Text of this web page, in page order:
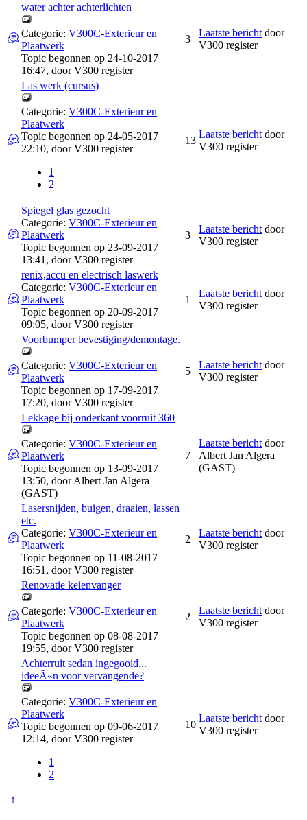
water achter achterlichten
Categorie: V300C-Exterieur en
Plaatwerk
Topic begonnen op 24-10-2017
16:47, doorV300 register
3
Laatste bericht door
V300 register
Las werk (cursus)
Categorie: V300C-Exterieur en
Plaatwerk
Topic begonnen op 24-05-2017
22:10, doorV300 register
1
2
13
Laatste bericht door
V300 register
Spiegel glas gezocht
Categorie: V300C-Exterieur en
Plaatwerk
Topic begonnen op 23-09-2017
13:41, doorV300 register
3
Laatste bericht door
V300 register
renix,accu en electrisch laswerk
Categorie: V300C-Exterieur en
Plaatwerk
Topic begonnen op 20-09-2017
09:05, doorV300 register
1
Laatste bericht door
V300 register
Voorbumper bevestiging/demontage.
Categorie: V300C-Exterieur en
Plaatwerk
Topic begonnen op 17-09-2017
17:20, doorV300 register
5
Laatste bericht door
V300 register
Lekkage bij onderkant voorruit 360
Categorie: V300C-Exterieur en
Plaatwerk
Topic begonnen op 13-09-2017
13:50, doorAlbert Jan Algera
(GAST)
7
Laatste bericht door
Albert Jan Algera
(GAST)
Lasersnijden, buigen, draaien, lassen
etc.
Categorie: V300C-Exterieur en
Plaatwerk
Topic begonnen op 11-08-2017
16:51, doorV300 register
2
Laatste bericht door
V300 register
Renovatie keienvanger
Categorie: V300C-Exterieur en
Plaatwerk
Topic begonnen op 08-08-2017
19:55, doorV300 register
2
Laatste bericht door
V300 register
Achterruit sedan ingegooid...
ideeÃ«n voor vervangende?
Categorie: V300C-Exterieur en
Plaatwerk
Topic begonnen op 09-06-2017
12:14, doorV300 register
1
2
10
Laatste bericht door
V300 register